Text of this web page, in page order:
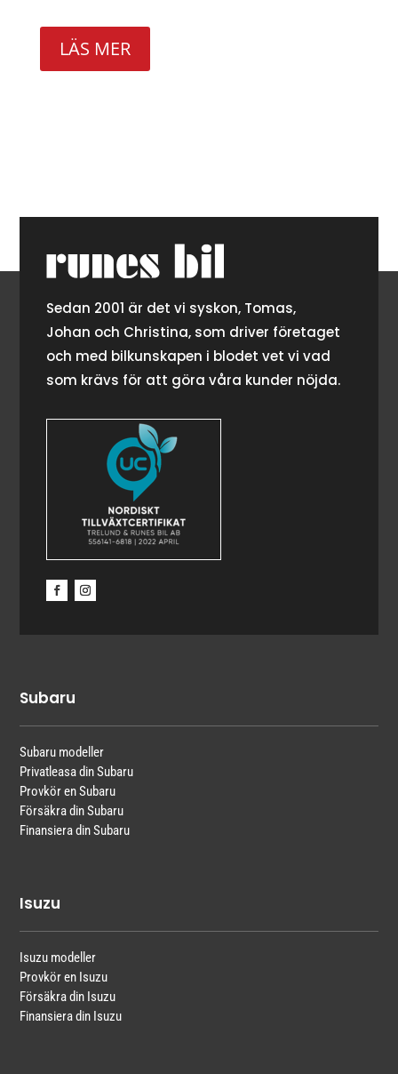
LÄS MER
Sedan 2001 är det vi syskon, Tomas,
Johan och Christina, som driver företaget
och med bilkunskapen i blodet vet vi vad
som krävs för att göra våra kunder nöjda.
Subaru
Subaru modeller
Privatleasa din Subaru
Provkör en Subaru
Försäkra din Subaru
Finansiera din Subaru
Isuzu
Isuzu modeller
Provkör en Isuzu
Försäkra din Isuzu
Finansiera din Isuzu